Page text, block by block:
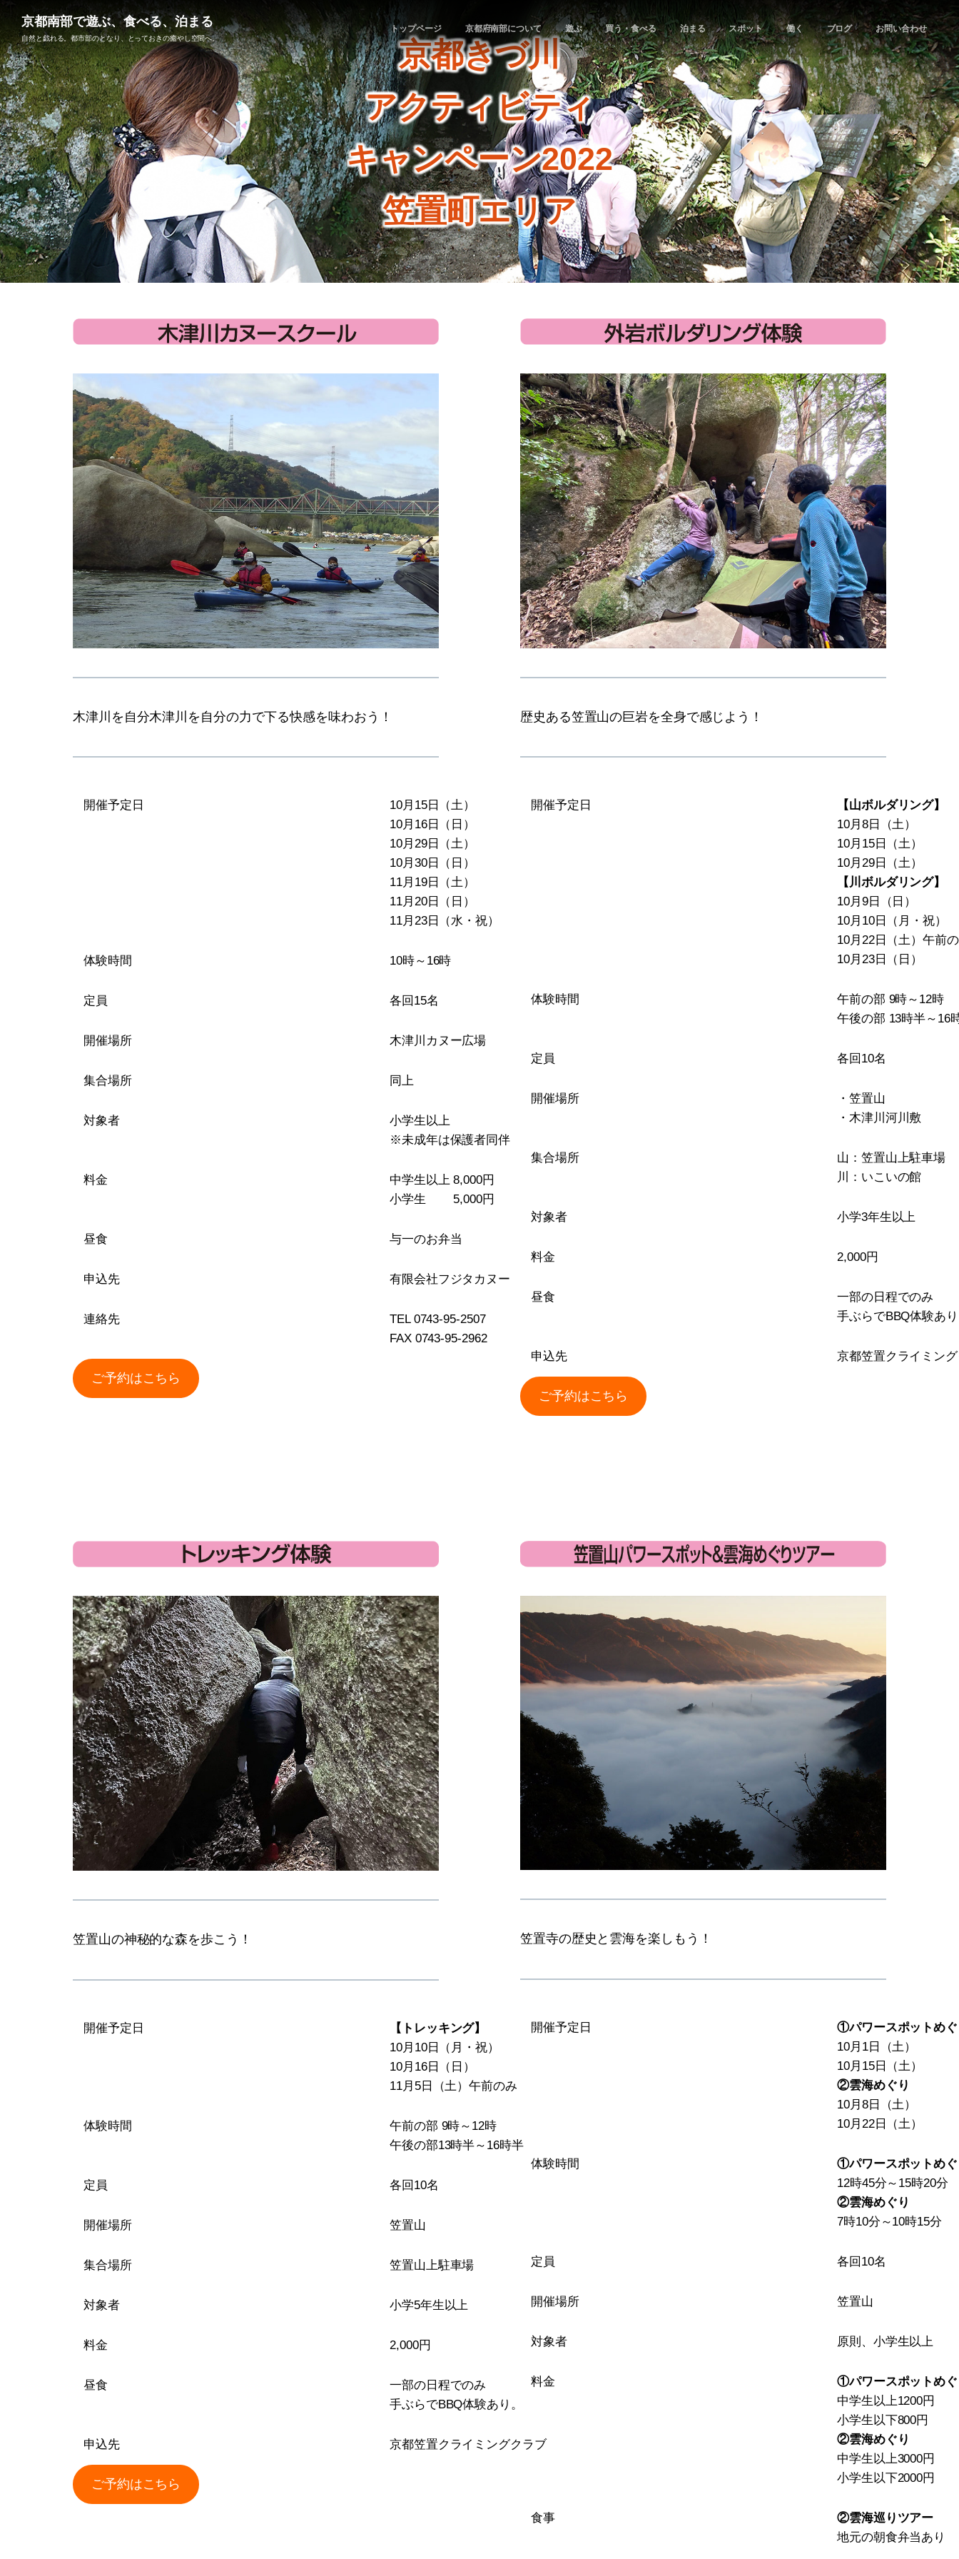
京都南部で遊ぶ、食べる、泊まる
自然と戯れる。都市部のとなり、とっておきの癒やし空間へ。
トップページ 京都府南部について 遊ぶ 買う・食べる 泊まる スポット 働く ブログ お問い合わせ
京都きづ川
アクティビティ
キャンペーン2022
笠置町エリア
木津川を自分木津川を自分の力で下る快感を味わおう！
開催予定日
10月15日（土）
10月16日（日）
10月29日（土）
10月30日（日）
11月19日（土）
11月20日（日）
11月23日（水・祝）
体験時間 10時～16時
定員 各回15名
開催場所 木津川カヌー広場
集合場所 同上
対象者
小学生以上
※未成年は保護者同伴
料金
中学生以上 8,000円
小学生 5,000円
昼食 与一のお弁当
申込先 有限会社フジタカヌー
連絡先
TEL 0743-95-2507
FAX 0743-95-2962
ご予約はこちら
歴史ある笠置山の巨岩を全身で感じよう！
開催予定日
【山ボルダリング】
10月8日（土）
10月15日（土）
10月29日（土）
【川ボルダリング】
10月9日（日）
10月10日（月・祝）
10月22日（土）午前
10月23日（日）
体験時間
午前の部 9時～12時
午後の部 13時半～16
定員 各回10名
開催場所
・笠置山
・木津川河川敷
集合場所
山：笠置山上駐車場
川：いこいの館
対象者 小学3年生以上
料金 2,000円
昼食
一部の日程でのみ
手ぶらでBBQ体験あ
申込先 京都笠置クライミン
ご予約はこちら
笠置山の神秘的な森を歩こう！
開催予定日
【トレッキング】
10月10日（月・祝）
10月16日（日）
11月5日（土）午前のみ
体験時間
午前の部 9時～12時
午後の部13時半～16時半
定員 各回10名
開催場所 笠置山
集合場所 笠置山上駐車場
対象者 小学5年生以上
料金 2,000円
昼食
一部の日程でのみ
手ぶらでBBQ体験あり。
申込先 京都笠置クライミングクラブ
ご予約はこちら
笠置寺の歴史と雲海を楽しもう！
開催予定日
①パワースポットめ
10月1日（土）
10月15日（土）
②雲海めぐり
10月8日（土）
10月22日（土）
体験時間
①パワースポットめ
12時45分～15時20分
②雲海めぐり
7時10分～10時15分
定員 各回10名
開催場所 笠置山
対象者 原則、小学生以上
料金
①パワースポットめ
中学生以上1200円
小学生以下800円
②雲海めぐり
中学生以上3000円
小学生以下2000円
食事
②雲海巡りツアー
地元の朝食弁当あり